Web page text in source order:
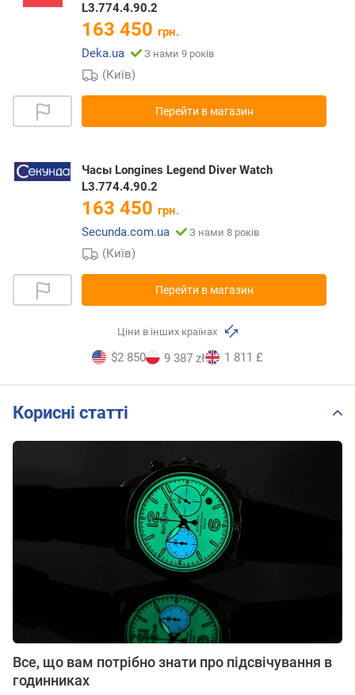
L3.774.4.90.2
163 450 грн.
Deka.ua
З нами 9 років
(Київ)
Перейти в магазин
Часы Longines Legend Diver Watch
L3.774.4.90.2
163 450 грн.
Secunda.com.ua
З нами 8 років
(Київ)
Перейти в магазин
Ціни в інших країнах
$2 850 9 387 zł 1 811 £
Корисні статті
Все, що вам потрібно знати про підсвічування в
годинниках